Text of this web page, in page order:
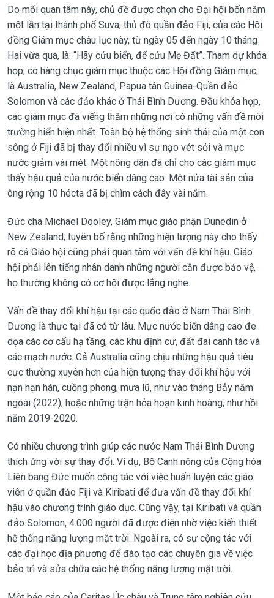
Do mối quan tâm này, chủ đề được chọn cho Đại hội bốn năm
một lần tại thành phố Suva, thủ đô quần đảo Fiji, của các Hội
đồng Giám mục châu lục này, từ ngày 05 đến ngày 10 tháng
Hai vừa qua, là: “Hãy cứu biển, để cứu Mẹ Đất”. Tham dự khóa
họp, có hàng chục giám mục thuộc các Hội đồng Giám mục,
là Australia, New Zealand, Papua tân Guinea-Quần đảo
Solomon và các đảo khác ở Thái Bình Dương. Đầu khóa họp,
các giám mục đã viếng thăm những nơi có những vấn đề môi
trường hiển hiện nhất. Toàn bộ hệ thống sinh thái của một con
sông ở Fiji đã bị thay đổi nhiều vì sự nạo vét sỏi và mực
nước giảm vài mét. Một nông dân đã chỉ cho các giám mục
thấy hậu quả của nước biển dâng cao. Một nửa tài sản của
ông rộng 10 hécta đã bị chìm cách đây vài năm.
Đức cha Michael Dooley, Giám mục giáo phận Dunedin ở
New Zealand, tuyên bố rằng những hiện tượng này cho thấy
rõ cả Giáo hội cũng phải quan tâm với vấn đề khí hậu. Giáo
hội phải lên tiếng nhân danh những người cần được bảo vệ,
họ thường không có cơ hội được lắng nghe.
Vấn đề thay đổi khí hậu tại các quốc đảo ở Nam Thái Bình
Dương là thực tại đã có từ lâu. Mực nước biển dâng cao đe
dọa các cơ cấu hạ tầng, các khu định cư, đất đai canh tác và
các mạch nước. Cả Australia cũng chịu những hậu quả tiêu
cực thường xuyên hơn của hiện tượng thay đổi khí hậu với
nạn hạn hán, cuồng phong, mưa lũ, như vào tháng Bảy năm
ngoái (2022), hoặc những trận hỏa hoạn kinh hoàng, như hồi
năm 2019-2020.
Có nhiều chương trình giúp các nước Nam Thái Bình Dương
thích ứng với sự thay đổi. Ví dụ, Bộ Canh nông của Cộng hòa
Liên bang Đức muốn cộng tác với việc huấn luyện các giáo
viên ở quần đảo Fiji và Kiribati để đưa vấn đề thay đổi khí
hậu vào chương trình giáo dục. Cũng vậy, tại Kiribati và quần
đảo Solomon, 4.000 người đã được điện nhờ việc kiến thiết
hệ thống năng lượng mặt trời. Ngoài ra, có sự cộng tác với
các đại học địa phương để đào tạo các chuyên gia về việc
bảo trì và sửa chữa các hệ thống năng lượng mặt trời.